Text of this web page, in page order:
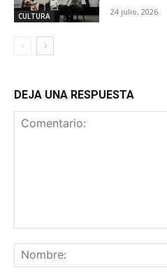
CULTURA 24 julio, 2026
DEJA UNA RESPUESTA